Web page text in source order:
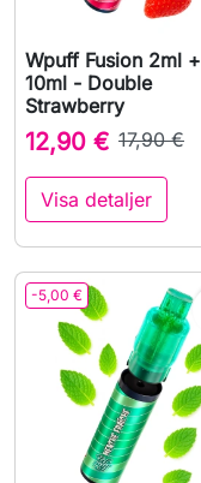
Wpuff Fusion 2ml +
10ml - Double
Strawberry
12,90 € 17,90 €
Visa detaljer
-5,00 €